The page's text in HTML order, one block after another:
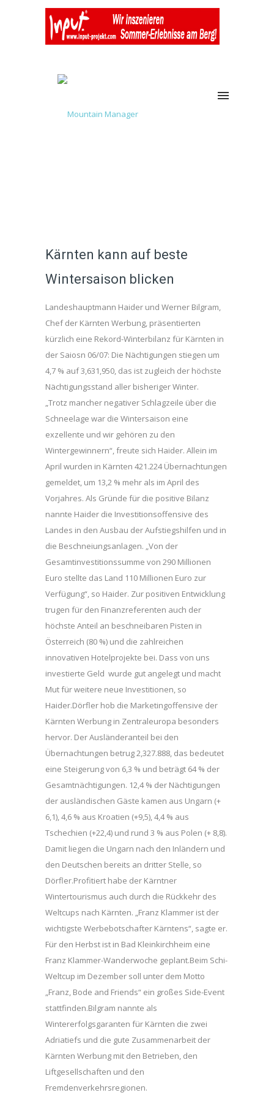
Kärnten kann auf beste
Wintersaison blicken
Landeshauptmann Haider und Werner Bilgram,
Chef der Kärnten Werbung, präsentierten
kürzlich eine Rekord-Winterbilanz für Kärnten in
der Saiosn 06/07: Die Nächtigungen stiegen um
4,7 % auf 3,631,950, das ist zugleich der höchste
Nächtigungsstand aller bisheriger Winter.
„Trotz mancher negativer Schlagzeile über die
Schneelage war die Wintersaison eine
exzellente und wir gehören zu den
Wintergewinnern“, freute sich Haider. Allein im
April wurden in Kärnten 421.224 Übernachtungen
gemeldet, um 13,2 % mehr als im April des
Vorjahres. Als Gründe für die positive Bilanz
nannte Haider die Investitionsoffensive des
Landes in den Ausbau der Aufstiegshilfen und in
die Beschneiungsanlagen. „Von der
Gesamtinvestitionssumme von 290 Millionen
Euro stellte das Land 110 Millionen Euro zur
Verfügung“, so Haider. Zur positiven Entwicklung
trugen für den Finanzreferenten auch der
höchste Anteil an beschneibaren Pisten in
Österreich (80 %) und die zahlreichen
innovativen Hotelprojekte bei. Dass von uns
investierte Geld wurde gut angelegt und macht
Mut für weitere neue Investitionen, so
Haider.Dörfler hob die Marketingoffensive der
Kärnten Werbung in Zentraleuropa besonders
hervor. Der Ausländeranteil bei den
Übernachtungen betrug 2,327.888, das bedeutet
eine Steigerung von 6,3 % und beträgt 64 % der
Gesamtnächtigungen. 12,4 % der Nächtigungen
der ausländischen Gäste kamen aus Ungarn (+
6,1), 4,6 % aus Kroatien (+9,5), 4,4 % aus
Tschechien (+22,4) und rund 3 % aus Polen (+ 8,8).
Damit liegen die Ungarn nach den Inländern und
den Deutschen bereits an dritter Stelle, so
Dörfler.Profitiert habe der Kärntner
Wintertourismus auch durch die Rückkehr des
Weltcups nach Kärnten. „Franz Klammer ist der
wichtigste Werbebotschafter Kärntens“, sagte er.
Für den Herbst ist in Bad Kleinkirchheim eine
Franz Klammer-Wanderwoche geplant.Beim Schi-
Weltcup im Dezember soll unter dem Motto
„Franz, Bode and Friends“ ein großes Side-Event
stattfinden.Bilgram nannte als
Wintererfolgsgaranten für Kärnten die zwei
Adriatiefs und die gute Zusammenarbeit der
Kärnten Werbung mit den Betrieben, den
Liftgesellschaften und den
Fremdenverkehrsregionen.